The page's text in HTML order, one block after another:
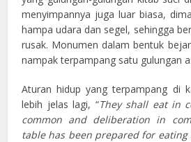
menyimpannya juga luar biasa,
hampa udara dan segel, sehingga
rusak. Monumen dalam bentuk
nampak terpampang satu gulungan
Aturan hidup yang terpampang di
lebih jelas lagi, “They shall eat in
common and deliberation in
table has been prepared for